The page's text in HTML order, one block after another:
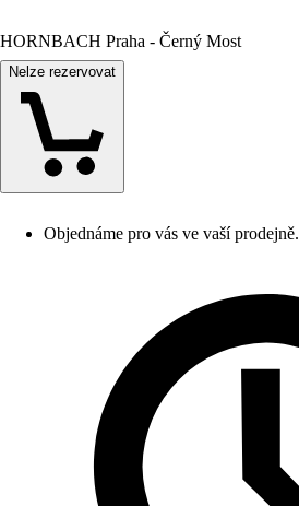
HORNBACH Praha - Černý Most
Nelze rezervovat
Objednáme pro vás ve vaší prodejně.